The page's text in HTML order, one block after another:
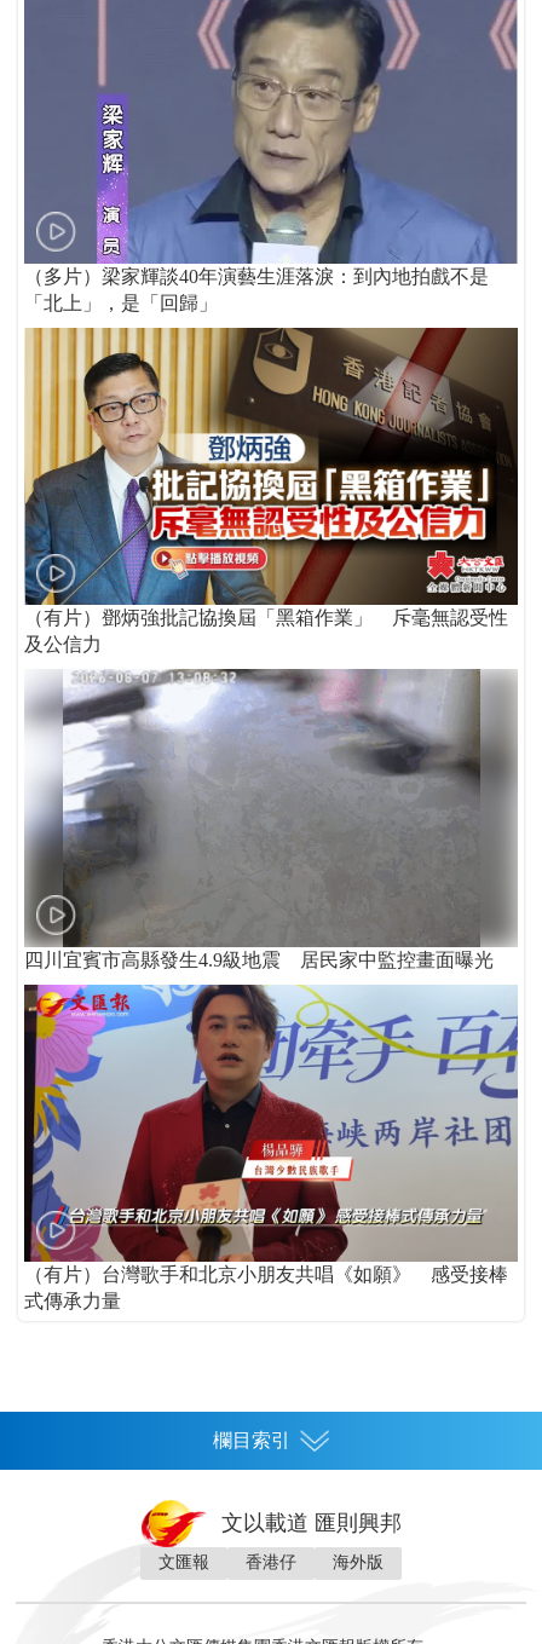
（多片）梁家輝談40年演藝生涯落淚：到內地拍戲不是
「北上」，是「回歸」
（有片）鄧炳強批記協換屆「黑箱作業」 斥毫無認受性
及公信力
四川宜賓市高縣發生4.9級地震 居民家中監控畫面曝光
（有片）台灣歌手和北京小朋友共唱《如願》 感受接棒
式傳承力量
欄目索引
灣區人
財經 地產 投資 財評 數字經濟
文以載道 匯則興邦
文匯報 香港仔 海外版